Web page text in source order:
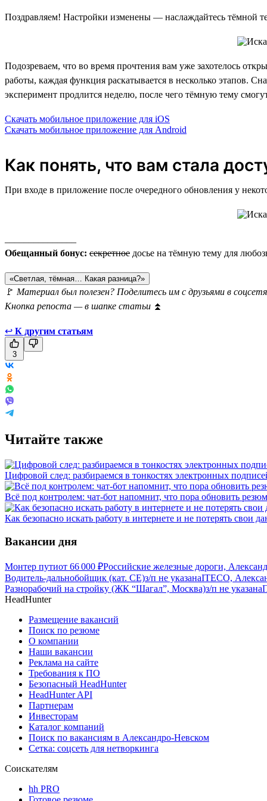
Поздравляем! Настройки изменены — наслаждайтесь тёмной
Подозреваем, что во время прочтения вам уже захотелось
работы, каждая функция раскатывается в несколько этапов.
эксперимент продлится неделю, после чего тёмную тему
Скачать мобильное приложение для iOS
Скачать мобильное приложение для Android
Как понять, что вам стала
При входе в приложение после очередного обновления у
Обещанный бонус: секретное досье на тёмную тему для
«Светлая, тёмная… Какая разница?»
🚩 Материал был полезен? Поделитесь им с друзьями в
Кнопка репоста — в шапке статьи ⏫
↩ К другим статьям
3
Читайте также
Цифровой след: разбираемся в тонкостях электронных
Всё под контролем: чат-бот напомнит, что пора обновить
Как безопасно искать работу в интернете и не потерять свои
Вакансии дня
Монтер путиот 66 000 ₽Российские железные дороги,
Водитель-дальнобойщик (кат. CE)з/п не указанаITECO,
Разнорабочий на стройку (ЖК “Шагал”, Москва)з/п не указана
HeadHunter
Размещение вакансий
Поиск по резюме
О компании
Наши вакансии
Реклама на сайте
Требования к ПО
Безопасный HeadHunter
HeadHunter API
Партнерам
Инвесторам
Каталог компаний
Поиск по вакансиям в Александро-Невском
Сетка: соцсеть для нетворкинга
Соискателям
hh PRO